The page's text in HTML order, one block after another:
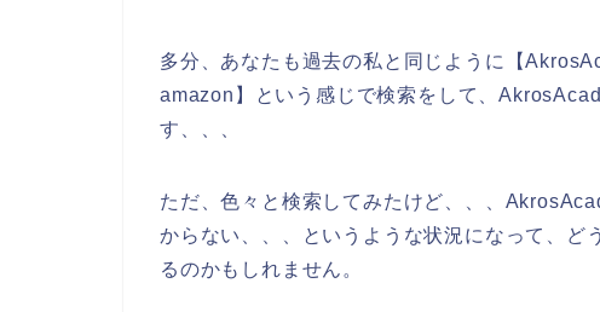
多分、あなたも過去の私と同じように【
amazon】という感じで検索をして、
す、、、
ただ、色々と検索してみたけど、、、
からない、、、というような状況になって、ど
るのかもしれません。